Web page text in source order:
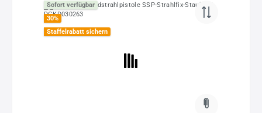
Sofort verfügbar
30%
Staffelrabatt sichern